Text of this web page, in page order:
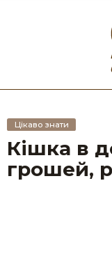
Цікаво знати
Кішка в
грошей,